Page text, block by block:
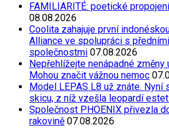
FAMILIARITÉ: poetické
08.08.2026
Coolita zahajuje první
Alliance ve spolupráci s
společnostmi 07.08.2026
Nepřehlížejte nenápadné změny
Mohou značit vážnou nemoc
Model LEPAS L8 už znáte. Nyní
skicu, z níž vzešla leopardí
Společnost PHOENIX přivezla
rakovině 07.08.2026